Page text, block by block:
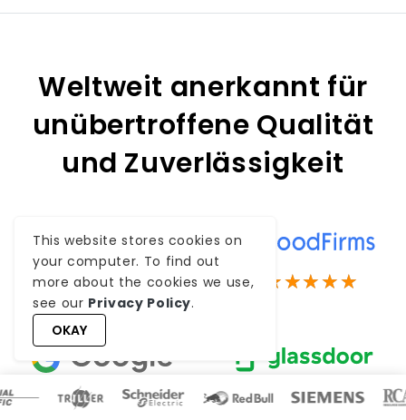
Weltweit anerkannt für
unübertroffene Qualität
und Zuverlässigkeit
4.8 5
4.0 4.3
This website stores cookies on
your computer. To find out
more about the cookies we use,
see our Privacy Policy.
OKAY